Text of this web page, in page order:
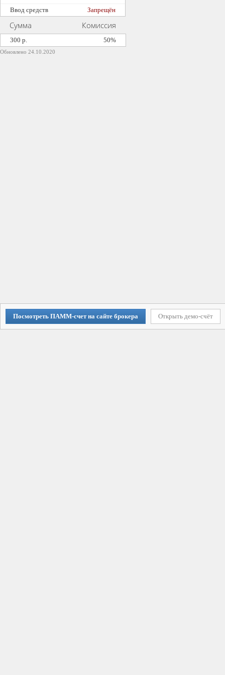
Ввод средств
Запрещён
Обновлено 24.10.2020
Сумма Комиссия
300 р. 50%
Посмотреть ПАММ-счет на сайте брокера Открыть демо-счёт